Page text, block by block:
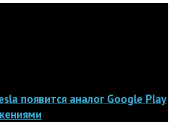
появится аналог Google Play